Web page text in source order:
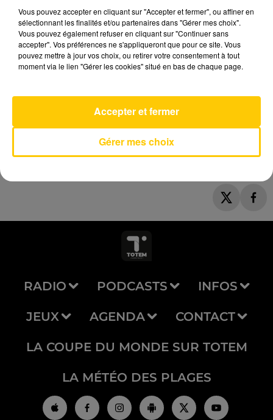
Listen To Your Heart
DHT
RADIO PODCASTS INFOS
JEUX AGENDA CONTACT
LA COUPE DU MONDE SUR TOTEM
LA MÉTÉO DES PLAGES
Vous pouvez accepter en cliquant sur "Accepter et fermer", ou affiner en
sélectionnant les finalités et/ou partenaires dans "Gérer mes choix".
Vous pouvez également refuser en cliquant sur "Continuer sans
accepter". Vos préférences ne s'appliqueront que pour ce site. Vous
pouvez mettre à jour vos choix, ou retirer votre consentement à tout
moment via le lien "Gérer les cookies" situé en bas de chaque page.
Gérer mes choix
Accepter et fermer